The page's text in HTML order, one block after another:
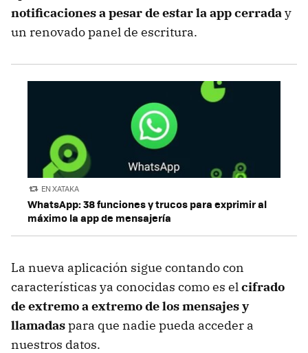
notificaciones a pesar de estar la app cerraday
un renovado panel de escritura.
EN XATAKA
WhatsApp: 38 funciones y trucos para exprimir al
máximo la app de mensajería
La nueva aplicación sigue contando con
características ya conocidas como es elcifrado
de extremo a extremo de los mensajes y
llamadaspara que nadie pueda acceder a
nuestros datos.